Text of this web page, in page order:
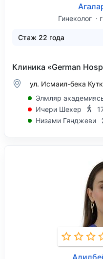
Гинеколог
Стаж 22 года
Клиника «German
ул. Исмаил-бека
Элмляр
Ичери Шехер
Низами Гянджеви